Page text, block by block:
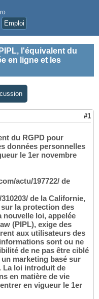
Emploi
l'équivalent du
en ligne et les
#1
du RGPD pour
données personnelles
le 1er novembre
actu/197722/ de
de la Californie,
la protection des
nouvelle loi, appelée
(PIPL), exige des
aux utilisateurs des
sont ou ne
de ne pas être ciblé
marketing basé sur
La loi introduit de
en matière de vie
en vigueur le 1er